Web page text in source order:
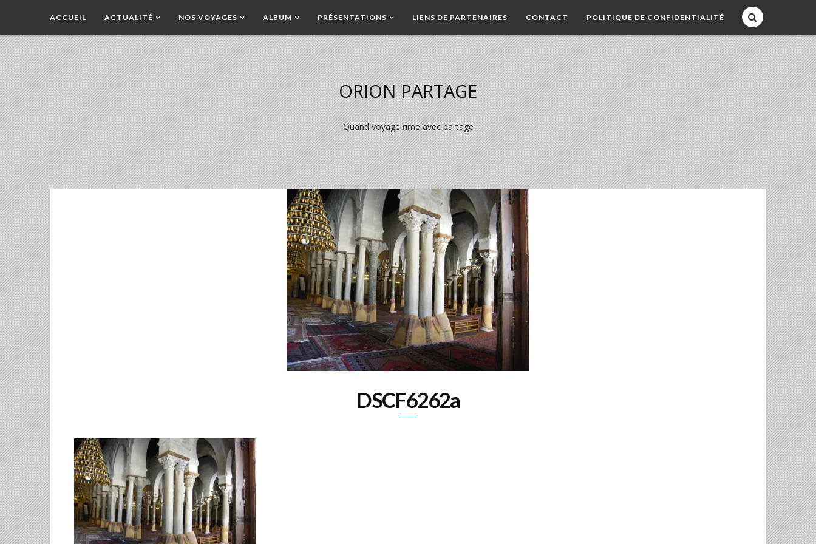
ACCUEIL ACTUALITÉ NOS VOYAGES ALBUM PRÉSENTATIONS LIENS DE PARTENAIRES CONTACT POLITIQUE DE CONFIDENTIALITÉ
ORION PARTAGE
Quand voyage rime avec partage
DSCF6262a